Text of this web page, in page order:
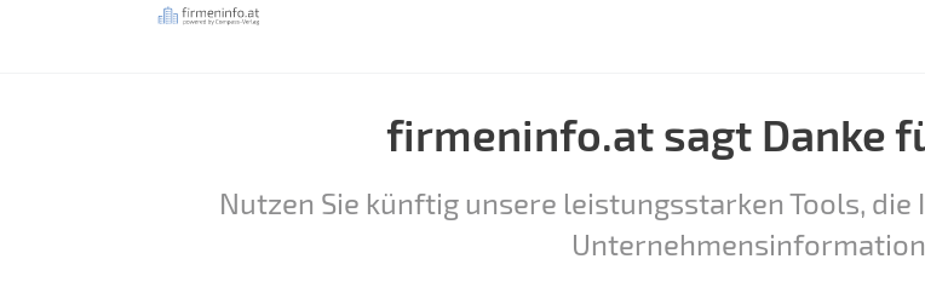
firmeninfo.at sagt Danke
Nutzen Sie künftig unsere leistungsstarken Tools,